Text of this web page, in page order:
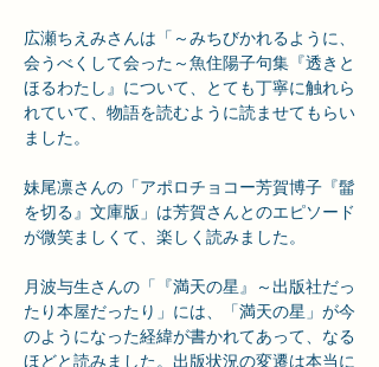
広瀬ちえみさんは「～みちびかれるように、
会うべくして会った～魚住陽子句集『透きと
ほるわたし』について、とても丁寧に触れら
れていて、物語を読むように読ませてもらい
ました。
妹尾凛さんの「アポロチョコー芳賀博子『髷
を切る』文庫版」は芳賀さんとのエピソード
が微笑ましくて、楽しく読みました。
月波与生さんの「『満天の星』～出版社だっ
たり本屋だったり」には、「満天の星」が今
のようになった経緯が書かれてあって、なる
ほどと読みました。出版状況の変遷は本当に